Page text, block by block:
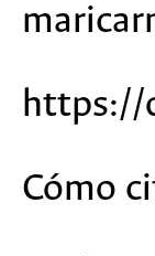
https://
Cómo